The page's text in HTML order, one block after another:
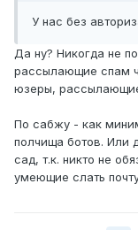
У нас без
Да ну? Никогда не
рассылающие спам
юзеры,
По сабжу - как
полчища ботов. Или
сад, т.к. никто не
умеющие слать